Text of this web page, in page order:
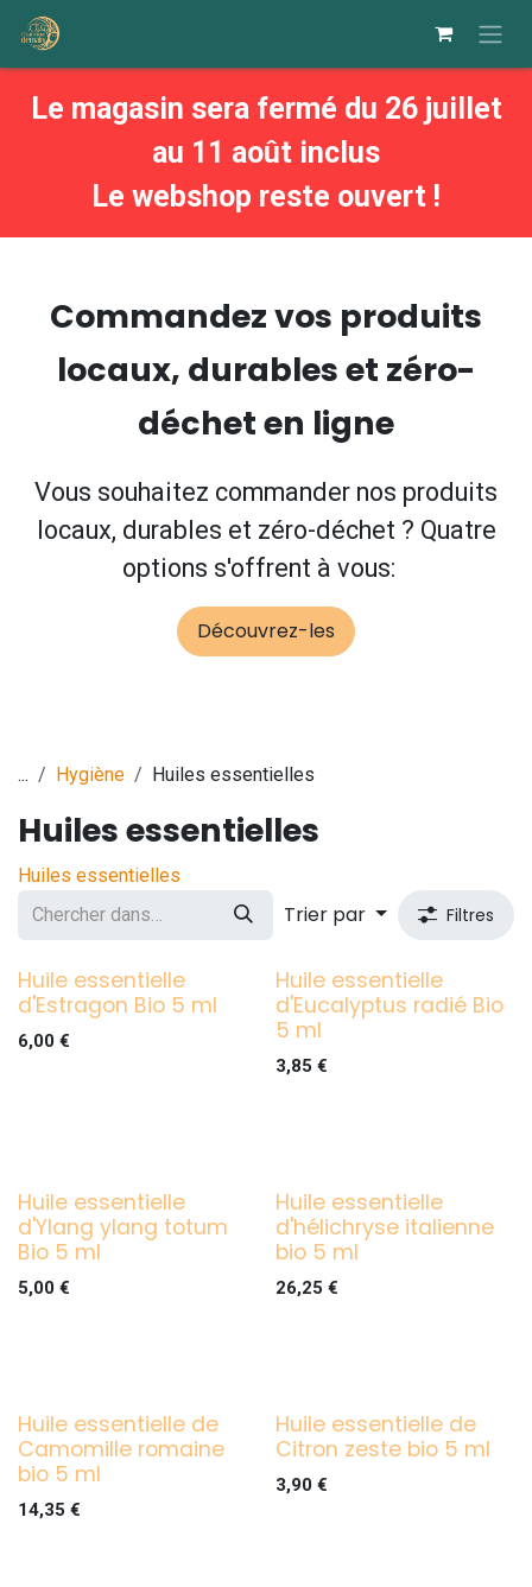
Se rendre au contenu
Le magasin sera fermé du 26 juillet
au 11 août inclus
Le webshop reste ouvert !
Commandez vos produits
locaux, durables et zéro-
déchet en ligne
Vous souhaitez commander nos produits
locaux, durables et zéro-déchet ? Quatre
options s'offrent à vous:
Découvrez-les
... Hygiène Huiles essentielles
Huiles essentielles
Huiles essentielles
Trier par Filtres
Huile essentielle
d'Estragon Bio 5 ml
6,00 €
Huile essentielle
d'Eucalyptus radié Bio
5 ml
3,85 €
Huile essentielle
d'Ylang ylang totum
Bio 5 ml
5,00 €
Huile essentielle
d'hélichryse italienne
bio 5 ml
26,25 €
Huile essentielle de
Camomille romaine
bio 5 ml
14,35 €
Huile essentielle de
Citron zeste bio 5 ml
3,90€